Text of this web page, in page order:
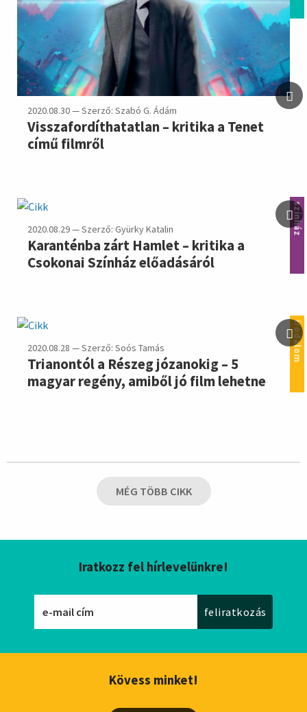
2020.08.30 — Szerző: Szabó G. Ádám
Visszafordíthatatlan – kritika a Tenet
című filmről
színház
2020.08.29 — Szerző: Gyürky Katalin
Karanténba zárt Hamlet – kritika a
Csokonai Színház előadásáról
irodalom
2020.08.28 — Szerző: Soós Tamás
Trianontól a Részeg józanokig – 5
magyar regény, amiből jó film lehetne
MÉG TÖBB CIKK
Iratkozz fel hírlevelünkre!
Kövess minket!